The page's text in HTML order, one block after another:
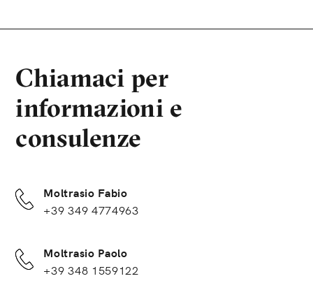
Moltrasio Fabio
+39 349 4774963
Moltrasio Paolo
+39 348 1559122
Chiamaci per
informazioni e
consulenze